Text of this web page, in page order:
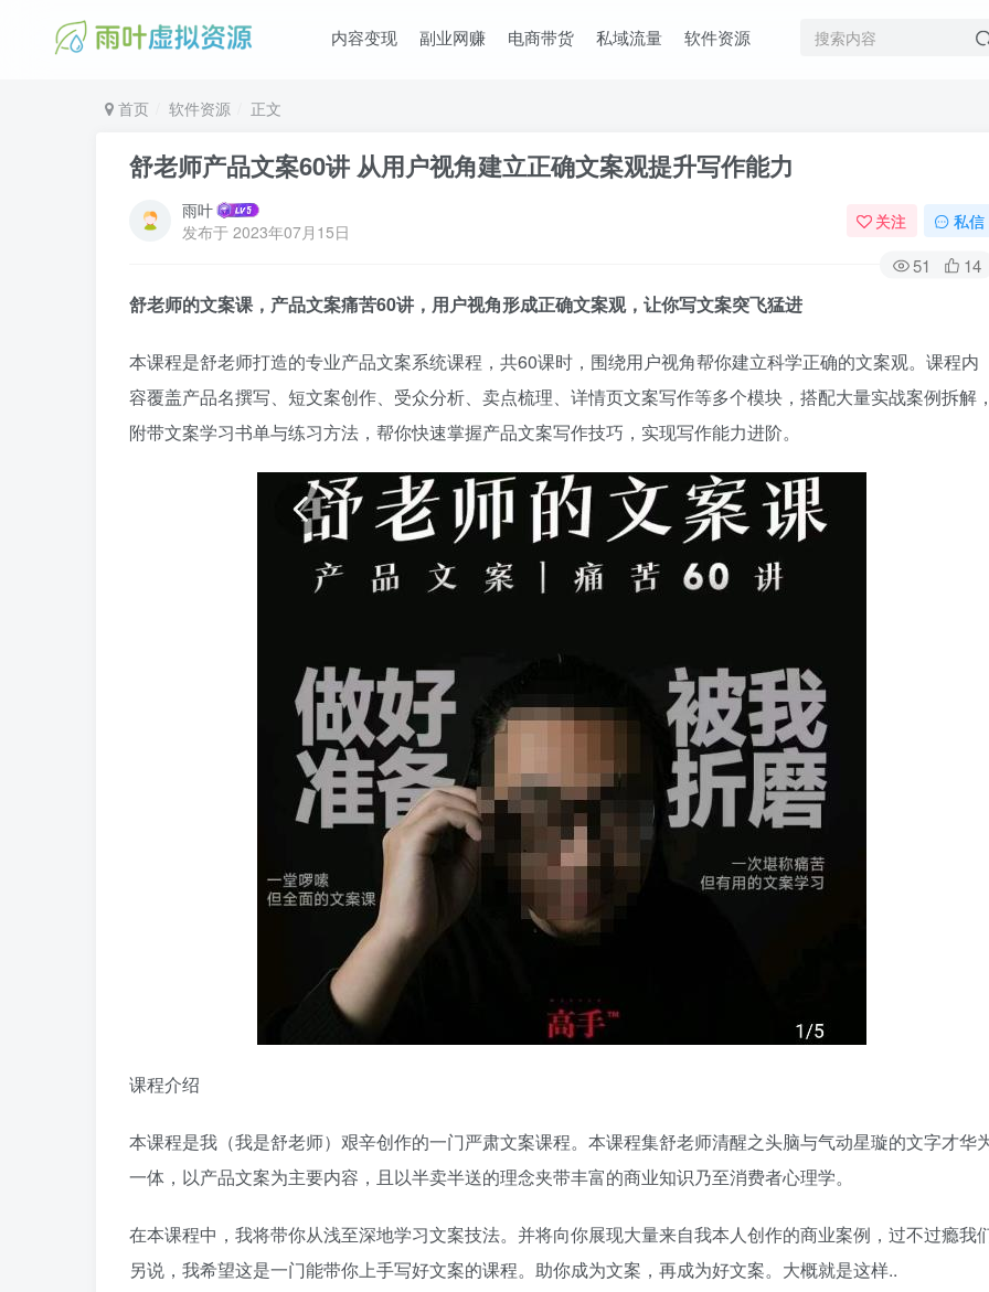
内容变现 副业网赚 电商带货 私域流量 软件资源
首页 软件资源 正文
舒老师产品文案60讲 从用户视角建立正确文案观提升写作能力
雨叶
发布于 2023年07月15日 关注 私信
51 14
舒老师的文案课，产品文案痛苦60讲，用户视角形成正确文案观，让你写文案突飞猛进
本课程是舒老师打造的专业产品文案系统课程，共60课时，围绕用户视角帮你建立科学正确的文案观。课程内
容覆盖产品名撰写、短文案创作、受众分析、卖点梳理、详情页文案写作等多个模块，搭配大量实战案例拆解，
附带文案学习书单与练习方法，帮你快速掌握产品文案写作技巧，实现写作能力进阶。
课程介绍
本课程是我（我是舒老师）艰辛创作的一门严肃文案课程。本课程集舒老师清醒之头脑与气动星璇的文字才华
一体，以产品文案为主要内容，且以半卖半送的理念夹带丰富的商业知识乃至消费者心理学。
在本课程中，我将带你从浅至深地学习文案技法。并将向你展现大量来自我本人创作的商业案例，过不过瘾我
另说，我希望这是一门能带你上手写好文案的课程。助你成为文案，再成为好文案。大概就是这样..